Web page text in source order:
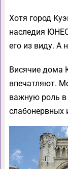
Хотя город
наследия
его из виду. А
Висячие дома
впечатляют.
важную роль в
слабонервных